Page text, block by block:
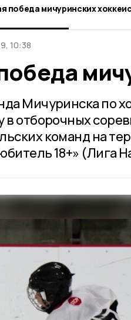
победа мичуринских
10:38
Мичуринска по
в отборочных
команд на
18+» (Лига